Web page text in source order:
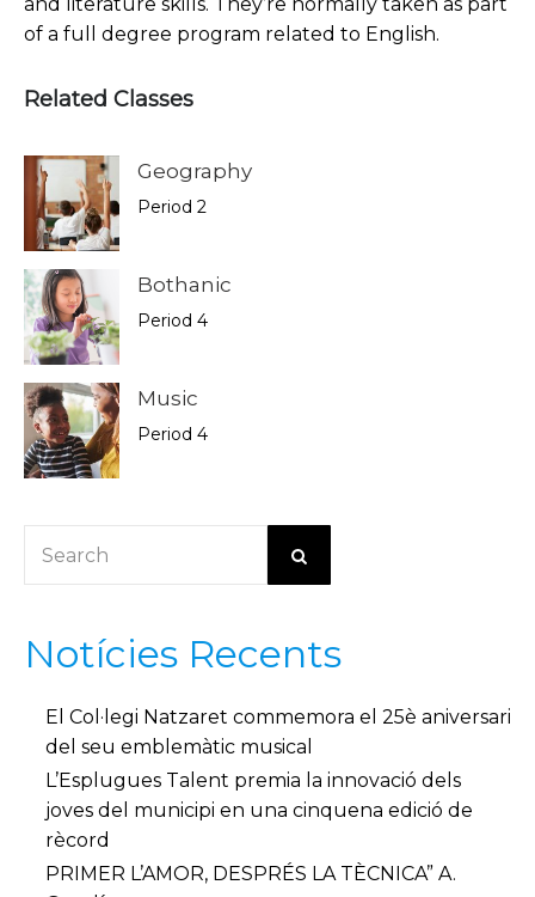
of a full degree program related to English.
Related Classes
Geography
Period 2
Bothanic
Period 4
Music
Period 4
Notícies Recents
El Col·legi Natzaret commemora el 25è aniversari
del seu emblemàtic musical
L’Esplugues Talent premia la innovació dels
joves del municipi en una cinquena edició de
rècord
PRIMER L’AMOR, DESPRÉS LA TÈCNICA” A.